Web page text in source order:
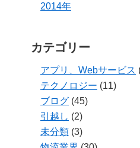
2014年
カテゴリー
アプリ、Webサービス
テクノロジー (11)
ブログ (45)
引越し (2)
未分類 (3)